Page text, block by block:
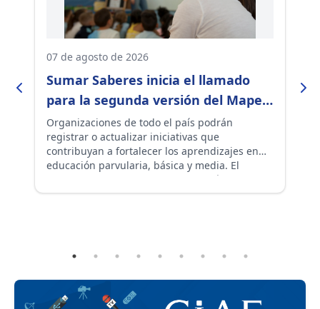
07 de agosto de 2026
Sumar Saberes inicia el llamado
para la segunda versión del Mapeo
de Iniciativas para la Mejora de
Aprendizajes
Organizaciones de todo el país podrán
registrar o actualizar iniciativas que
contribuyan a fortalecer los aprendizajes en
educación parvularia, básica y media. El
llamado busca ampliar la radiografía del
ecosistema educativo construida en 2025.